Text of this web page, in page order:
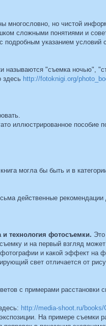
многословно, но чистой
сложными понятиями и
подробным указанием условий
называются "съемка ночью",
здесь http://fotoknigi.org/
иллюстрированное пособие
могла бы быть и в
действенные
технология фотосъемки.
и на первый взгляд
и какой эффект на
свет отличается от
с примерами расстановки
http://media-shoot.ru/
На примере съемки